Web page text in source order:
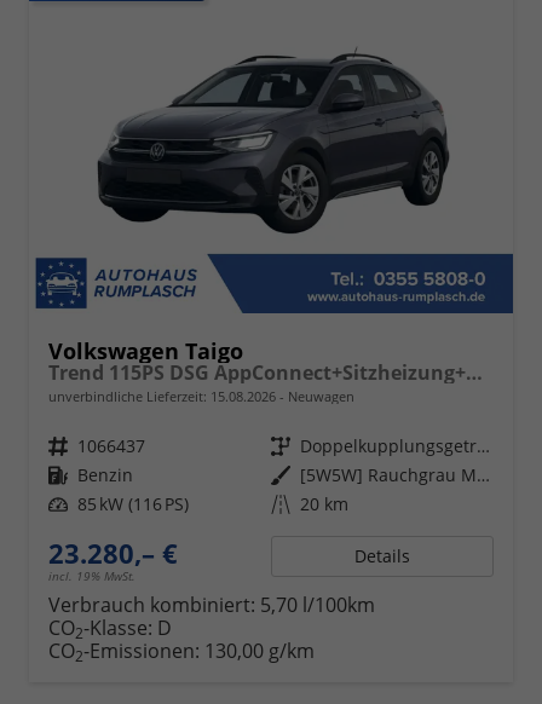
Volkswagen Taigo
Trend 115PS DSG AppConnect+Sitzheizung+PDC+Alu16+LED+DAB+FrontAssist
unverbindliche Lieferzeit: 15.08.2026 Neuwagen
Fahrzeugnr. 1066437 Getriebe
Doppelkupplungsgetriebe (DSG)
Kraftstoff Benzin Außenfarbe
[5W5W] Rauchgrau Metallic
Leistung 85 kW (116 PS) Kilometerstand 20 km
23.280,– €
incl. 19% MwSt.
Details
Verbrauch kombiniert: 5,70 l/100km
CO2-Klasse: D
CO2-Emissionen: 130,00 g/km